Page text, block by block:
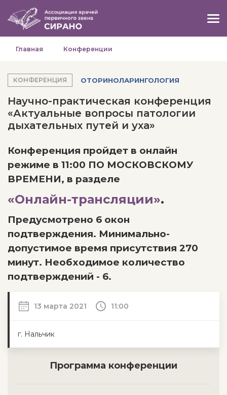
Главная Конференции
КОНФЕРЕНЦИЯ ОТОРИНОЛАРИНГОЛОГИЯ
Научно-практическая конференция
«Актуальные вопросы патологии
дыхательных путей и уха»
Конференция пройдет в онлайн
режиме в 11:00 ПО МОСКОВСКОМУ
ВРЕМЕНИ, в разделе
«Онлайн-трансляции».
Предусмотрено 6 окон
подтверждения. Минимально-
допустимое время присутствия 270
минут. Необходимое количество
подтверждений - 6.
13 марта 2021 11:00
г. Нальчик
Программа конференции